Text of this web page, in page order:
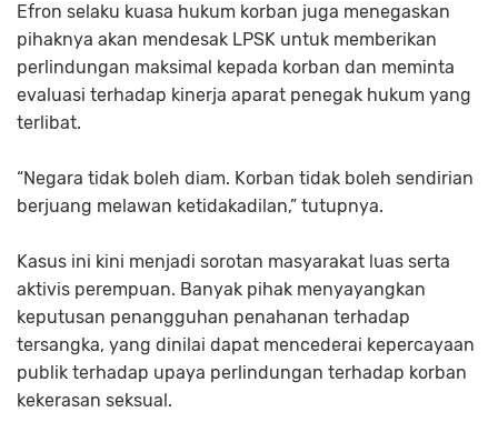
Efron selaku kuasa hukum korban juga menegaskan
pihaknya akan mendesak LPSK untuk memberikan
perlindungan maksimal kepada korban dan meminta
evaluasi terhadap kinerja aparat penegak hukum yang
terlibat.
“Negara tidak boleh diam. Korban tidak boleh sendirian
berjuang melawan ketidakadilan,” tutupnya.
Kasus ini kini menjadi sorotan masyarakat luas serta
aktivis perempuan. Banyak pihak menyayangkan
keputusan penangguhan penahanan terhadap
tersangka, yang dinilai dapat mencederai kepercayaan
publik terhadap upaya perlindungan terhadap korban
kekerasan seksual.